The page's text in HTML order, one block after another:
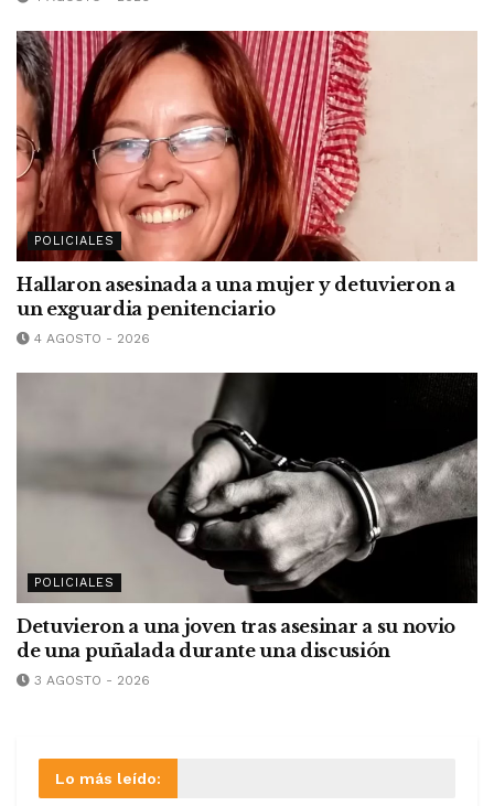
POLICIALES
Hallaron asesinada a una mujer y detuvieron a
un exguardia penitenciario
4 AGOSTO - 2026
POLICIALES
Detuvieron a una joven tras asesinar a su novio
de una puñalada durante una discusión
3 AGOSTO - 2026
Lo más leído: